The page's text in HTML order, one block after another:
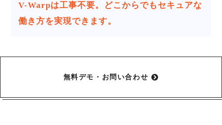
V-Warpは工事不要。どこからでもセキュアな
働き方を実現できます。
無料デモ・お問い合わせ